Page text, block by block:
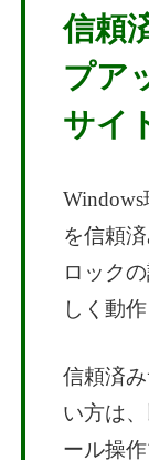
信頼
プア
サイ
を信頼
ロック
しく動
信頼済
い方は
ール操